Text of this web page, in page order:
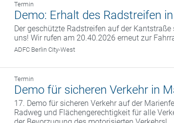
Termin
Demo: Erhalt des Radstreifen
Der geschützte Radstreifen auf der
uns! Wir rufen am 20.40.2026 erneut zur
ADFC Berlin City-West
Termin
Demo für sicheren Verkehr in
17. Demo für sicheren Verkehr auf der
Radweg und Flächengerechtigkeit für alle